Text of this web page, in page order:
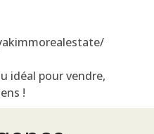
idéal pour vendre,
!